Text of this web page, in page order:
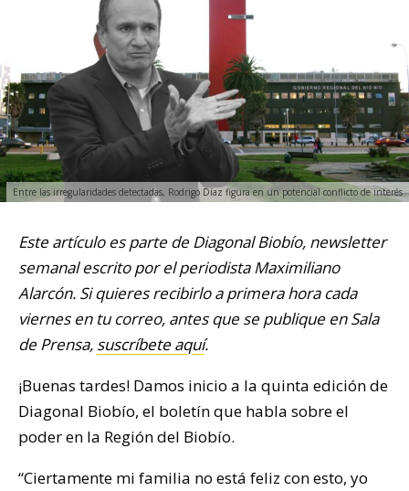
Entre las irregularidades detectadas, Rodrigo Díaz figura en un potencial conflicto de interés
Este artículo es parte de Diagonal Biobío, newsletter
semanal escrito por el periodista Maximiliano
Alarcón. Si quieres recibirlo a primera hora cada
viernes en tu correo, antes que se publique en Sala
de Prensa, suscríbete aquí.
¡Buenas tardes! Damos inicio a la quinta edición de
Diagonal Biobío, el boletín que habla sobre el
poder en la Región del Biobío.
“Ciertamente mi familia no está feliz con esto, yo